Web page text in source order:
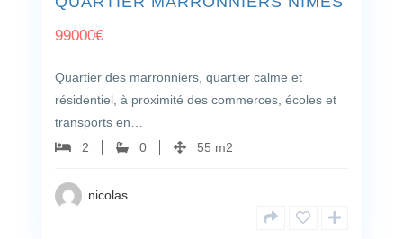
99000€
Quartier des marronniers, quartier calme et
résidentiel, à proximité des commerces, écoles et
transports en…
2
0 55 m2
nicolas